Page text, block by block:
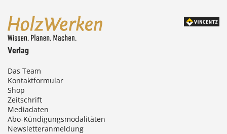
Verlag
Das Team
Kontaktformular
Shop
Zeitschrift
Mediadaten
Abo-Kündigungsmodalitäten
Newsletteranmeldung